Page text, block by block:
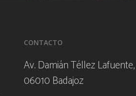
CONTACTO
Av. Damián Téllez
06010 Badajoz